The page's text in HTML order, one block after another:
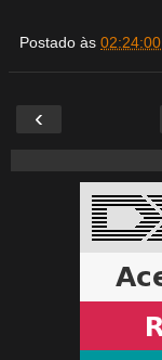
Postado às 02:24:00
‹